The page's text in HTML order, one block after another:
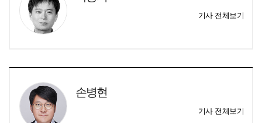
기사 전체보기
손병현
기사 전체보기